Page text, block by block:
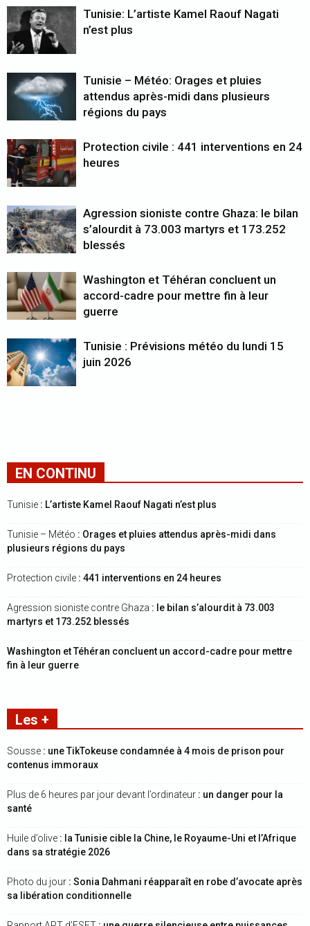
Tunisie: L’artiste Kamel Raouf Nagati
n’est plus
Tunisie – Météo: Orages et pluies
attendus après-midi dans plusieurs
régions du pays
Protection civile : 441 interventions en 24
heures
Agression sioniste contre Ghaza: le bilan
s’alourdit à 73.003 martyrs et 173.252
blessés
Washington et Téhéran concluent un
accord-cadre pour mettre fin à leur
guerre
Tunisie : Prévisions météo du lundi 15
juin 2026
EN CONTINU
Tunisie : L’artiste Kamel Raouf Nagati n’est plus
Tunisie – Météo : Orages et pluies attendus après-midi dans
plusieurs régions du pays
Protection civile : 441 interventions en 24 heures
Agression sioniste contre Ghaza : le bilan s’alourdit à 73.003
martyrs et 173.252 blessés
Washington et Téhéran concluent un accord-cadre pour mettre
fin à leur guerre
Les +
Sousse : une TikTokeuse condamnée à 4 mois de prison pour
contenus immoraux
Plus de 6 heures par jour devant l’ordinateur : un danger pour la
santé
Huile d’olive : la Tunisie cible la Chine, le Royaume-Uni et l’Afrique
dans sa stratégie 2026
Photo du jour : Sonia Dahmani réapparaît en robe d’avocate après
sa libération conditionnelle